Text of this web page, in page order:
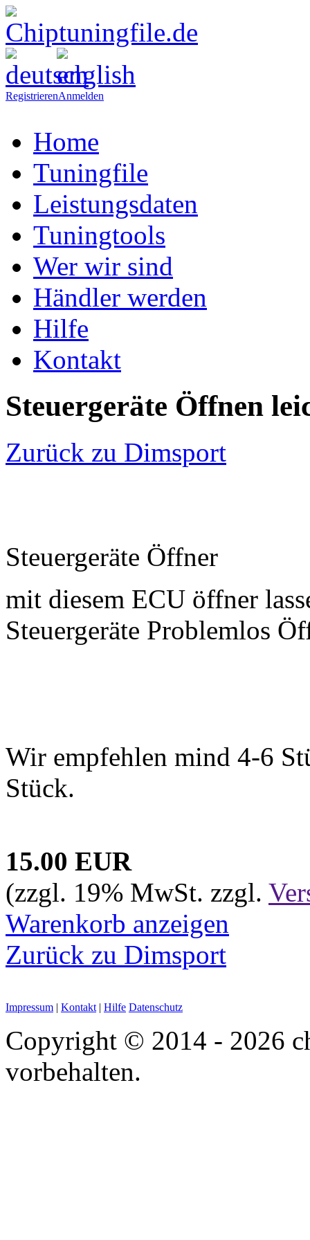
RegistrierenAnmelden
Home
Tuningfile
Leistungsdaten
Tuningtools
Wer wir sind
Händler werden
Hilfe
Kontakt
Steuergeräte Öffnen
Zurück zu Dimsport
Steuergeräte Öffner
mit diesem ECU öffner
Steuergeräte Problemlos
Wir empfehlen mind 4-6
Stück.
15.00 EUR
(zzgl. 19% MwSt. zzgl.
Warenkorb anzeigen
Zurück zu Dimsport
Impressum | Kontakt | Hilfe Datenschutz
Copyright © 2014 - 2026
vorbehalten.